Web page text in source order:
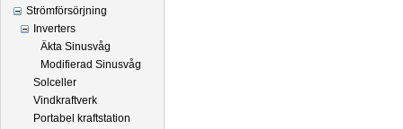
Strömförsörjning
Inverters
Äkta Sinusvåg
Modifierad Sinusvåg
Solceller
Vindkraftverk
Portabel kraftstation